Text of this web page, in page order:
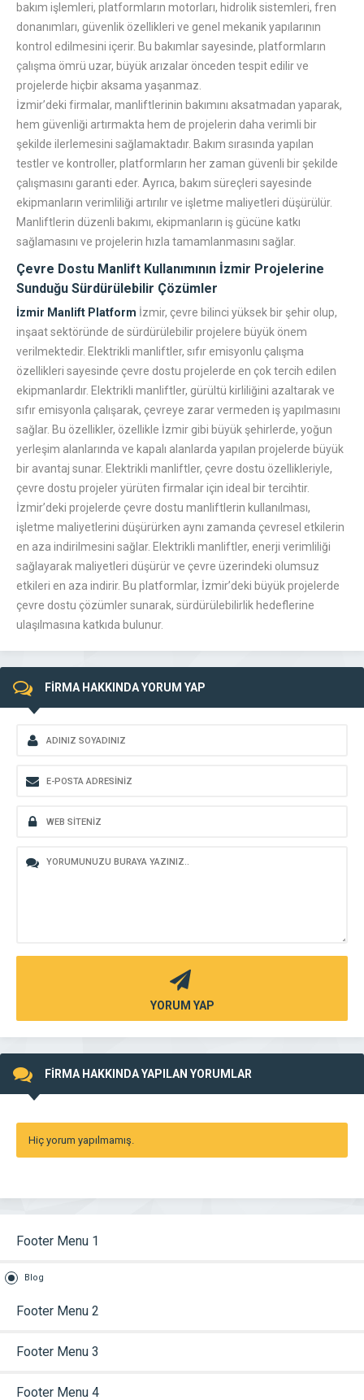
bakım işlemleri, platformların motorları, hidrolik sistemleri, fren
donanımları, güvenlik özellikleri ve genel mekanik yapılarının
kontrol edilmesini içerir. Bu bakımlar sayesinde, platformların
çalışma ömrü uzar, büyük arızalar önceden tespit edilir ve
projelerde hiçbir aksama yaşanmaz.
İzmir’deki firmalar, manliftlerinin bakımını aksatmadan yaparak,
hem güvenliği artırmakta hem de projelerin daha verimli bir
şekilde ilerlemesini sağlamaktadır. Bakım sırasında yapılan
testler ve kontroller, platformların her zaman güvenli bir şekilde
çalışmasını garanti eder. Ayrıca, bakım süreçleri sayesinde
ekipmanların verimliliği artırılır ve işletme maliyetleri düşürülür.
Manliftlerin düzenli bakımı, ekipmanların iş gücüne katkı
sağlamasını ve projelerin hızla tamamlanmasını sağlar.
Çevre Dostu Manlift Kullanımının İzmir Projelerine
Sunduğu Sürdürülebilir Çözümler
İzmir Manlift Platform İzmir, çevre bilinci yüksek bir şehir olup,
inşaat sektöründe de sürdürülebilir projelere büyük önem
verilmektedir. Elektrikli manliftler, sıfır emisyonlu çalışma
özellikleri sayesinde çevre dostu projelerde en çok tercih edilen
ekipmanlardır. Elektrikli manliftler, gürültü kirliliğini azaltarak ve
sıfır emisyonla çalışarak, çevreye zarar vermeden iş yapılmasını
sağlar. Bu özellikler, özellikle İzmir gibi büyük şehirlerde, yoğun
yerleşim alanlarında ve kapalı alanlarda yapılan projelerde büyük
bir avantaj sunar. Elektrikli manliftler, çevre dostu özellikleriyle,
çevre dostu projeler yürüten firmalar için ideal bir tercihtir.
İzmir’deki projelerde çevre dostu manliftlerin kullanılması,
işletme maliyetlerini düşürürken aynı zamanda çevresel etkilerin
en aza indirilmesini sağlar. Elektrikli manliftler, enerji verimliliği
sağlayarak maliyetleri düşürür ve çevre üzerindeki olumsuz
etkileri en aza indirir. Bu platformlar, İzmir’deki büyük projelerde
çevre dostu çözümler sunarak, sürdürülebilirlik hedeflerine
ulaşılmasına katkıda bulunur.
FİRMA HAKKINDA YORUM YAP
YORUM YAP
FİRMA HAKKINDA YAPILAN YORUMLAR
Hiç yorum yapılmamış.
Footer Menu 1
Blog
Footer Menu 2
Footer Menu 3
Footer Menu 4